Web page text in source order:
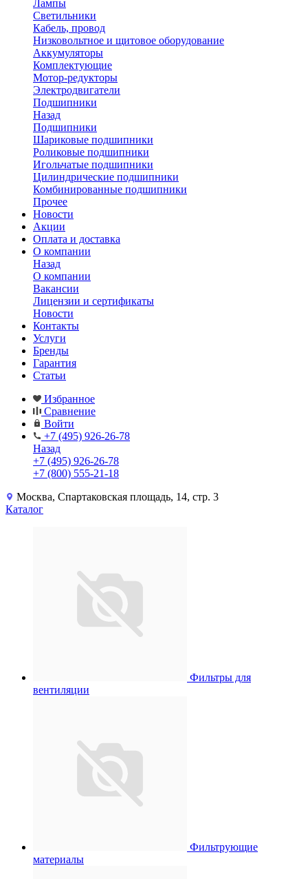
Лампы
Светильники
Кабель, провод
Низковольтное и щитовое оборудование
Аккумуляторы
Комплектующие
Мотор-редукторы
Электродвигатели
Подшипники
Назад
Подшипники
Шариковые подшипники
Роликовые подшипники
Игольчатые подшипники
Цилиндрические подшипники
Комбинированные подшипники
Прочее
Новости
Акции
Оплата и доставка
О компании
Назад
О компании
Вакансии
Лицензии и сертификаты
Новости
Контакты
Услуги
Бренды
Гарантия
Статьи
Избранное
Сравнение
Войти
+7 (495) 926-26-78
Назад
+7 (495) 926-26-78
+7 (800) 555-21-18
Москва, Спартаковская площадь, 14, стр. 3
Каталог
Фильтры для
вентиляции
Фильтрующие
материалы